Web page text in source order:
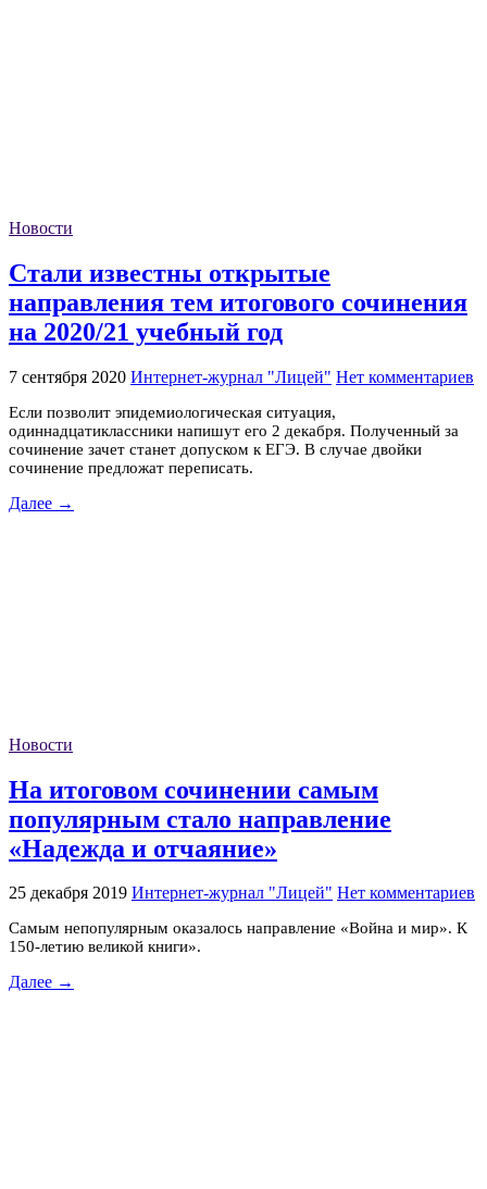
Новости
Стали известны открытые
направления тем итогового сочинения
на 2020/21 учебный год
7 сентября 2020 Интернет-журнал "Лицей" Нет комментариев
Если позволит эпидемиологическая ситуация,
одиннадцатиклассники напишут его 2 декабря. Полученный за
сочинение зачет станет допуском к ЕГЭ. В случае двойки
сочинение предложат переписать.
Далее →
Новости
На итоговом сочинении самым
популярным стало направление
«Надежда и отчаяние»
25 декабря 2019 Интернет-журнал "Лицей" Нет комментариев
Самым непопулярным оказалось направление «Война и мир». К
150-летию великой книги».
Далее →